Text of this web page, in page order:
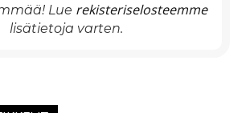
Lue rekisteriselosteemme
lisätietoja varten.